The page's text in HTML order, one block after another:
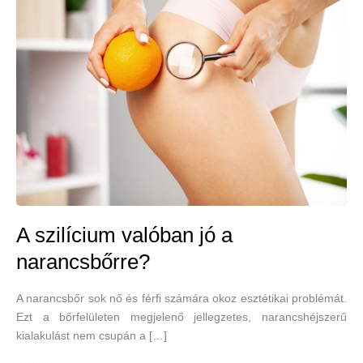
A szilícium valóban jó a
narancsbőrre?
A narancsbőr sok nő és férfi számára okoz esztétikai problémát.
Ezt a bőrfelületen megjelenő jellegzetes, narancshéjszerű
kialakulást nem csupán a […]